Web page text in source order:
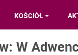
KOŚCIÓŁ
W